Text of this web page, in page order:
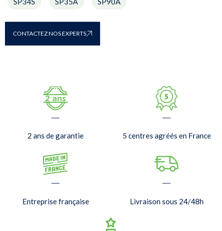
CONTACTEZ NOS EXPERTS
—
2 ans de garantie
—
5 centres agréés en France
—
Entreprise française
—
Livraison sous 24/48h